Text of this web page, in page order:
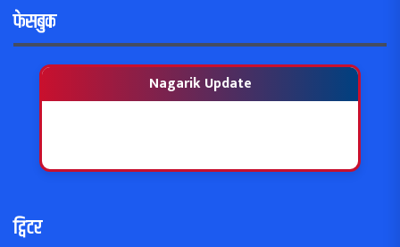
फेसबुक
Nagarik Update
ट्विटर